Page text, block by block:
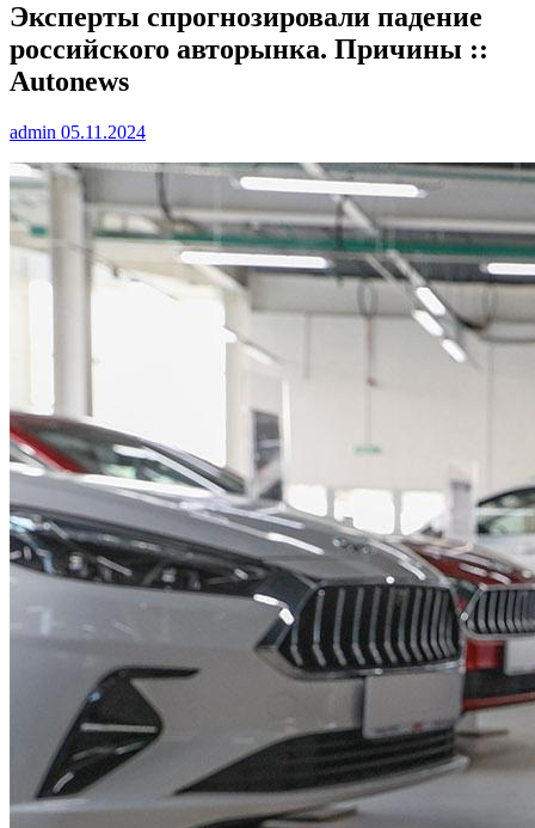
Эксперты спрогнозировали падение
российского авторынка. Причины ::
Autonews
admin 05.11.2024